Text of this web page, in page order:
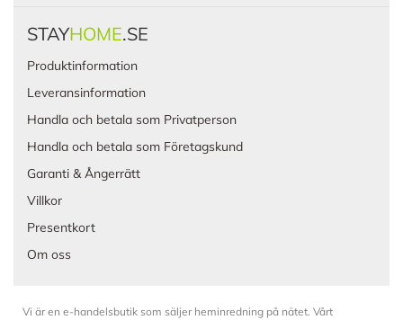
STAYHOME.SE
Produktinformation
Leveransinformation
Handla och betala som Privatperson
Handla och betala som Företagskund
Garanti & Ångerrätt
Villkor
Presentkort
Om oss
Vi är en e-handelsbutik som säljer heminredning på nätet. Vårt